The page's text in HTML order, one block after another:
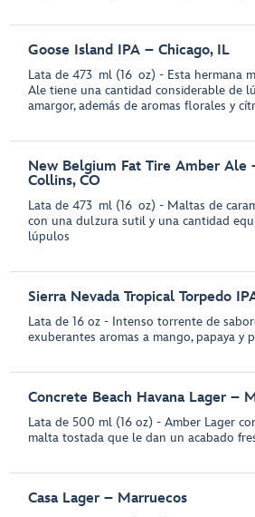
Goose Island IPA – Chicago, IL
Lata de 473 ml (16 oz) - Esta hermana
Ale tiene una cantidad considerable de
amargor, además de aromas florales y
New Belgium Fat Tire Amber Ale
Collins, CO
Lata de 473 ml (16 oz) - Maltas de
con una dulzura sutil y una cantidad
lúpulos
Sierra Nevada Tropical Torpedo
Lata de 16 oz - Intenso torrente de
exuberantes aromas a mango, papaya y
Concrete Beach Havana Lager –
Lata de 500 ml (16 oz) - Amber Lager
malta tostada que le dan un acabado
Casa Lager – Marruecos